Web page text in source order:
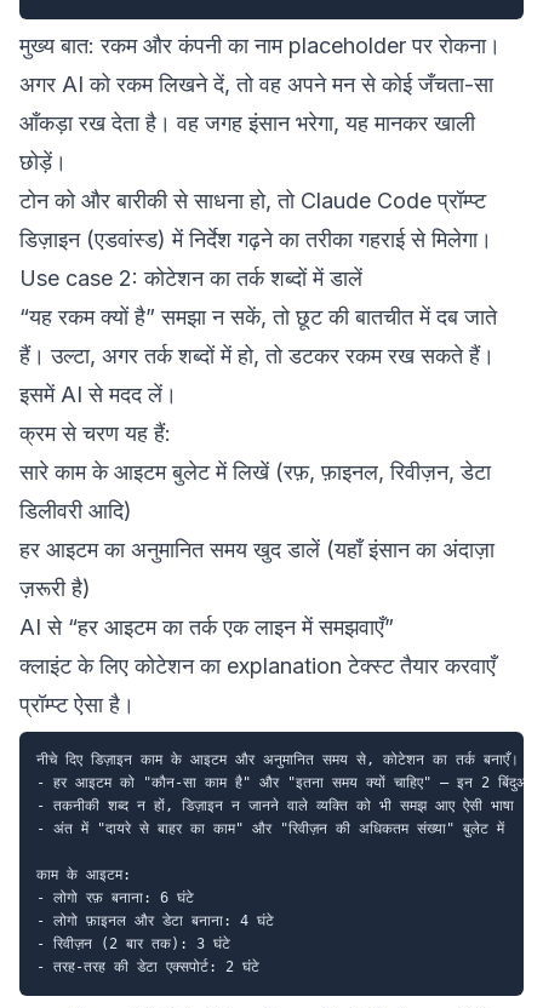
मुख्य बात: रकम और कंपनी का नाम placeholder पर रोकना।
अगर AI को रकम लिखने दें, तो वह अपने मन से कोई जँचता-सा
आँकड़ा रख देता है। वह जगह इंसान भरेगा, यह मानकर खाली
छोड़ें।
टोन को और बारीकी से साधना हो, तो Claude Code प्रॉम्प्ट
डिज़ाइन (एडवांस्ड) में निर्देश गढ़ने का तरीका गहराई से मिलेगा।
Use case 2: कोटेशन का तर्क शब्दों में डालें
“यह रकम क्यों है” समझा न सकें, तो छूट की बातचीत में दब जाते
हैं। उल्टा, अगर तर्क शब्दों में हो, तो डटकर रकम रख सकते हैं।
इसमें AI से मदद लें।
क्रम से चरण यह हैं:
सारे काम के आइटम बुलेट में लिखें (रफ़, फ़ाइनल, रिवीज़न, डेटा
डिलीवरी आदि)
हर आइटम का अनुमानित समय खुद डालें (यहाँ इंसान का अंदाज़ा
ज़रूरी है)
AI से “हर आइटम का तर्क एक लाइन में समझवाएँ”
क्लाइंट के लिए कोटेशन का explanation टेक्स्ट तैयार करवाएँ
प्रॉम्प्ट ऐसा है।
नीचे दिए डिज़ाइन काम के आइटम और अनुमानित समय से, कोटेशन का तर्क बनाएँ।
- हर आइटम को "कौन-सा काम है" और "इतना समय क्यों चाहिए" — इन 2 बिंदुओं
- तकनीकी शब्द न हों, डिज़ाइन न जानने वाले व्यक्ति को भी समझ आए ऐसी भाषा
- अंत में "दायरे से बाहर का काम" और "रिवीज़न की अधिकतम संख्या" बुलेट में
काम के आइटम:
- लोगो रफ़ बनाना: 6 घंटे
- लोगो फ़ाइनल और डेटा बनाना: 4 घंटे
- रिवीज़न (2 बार तक): 3 घंटे